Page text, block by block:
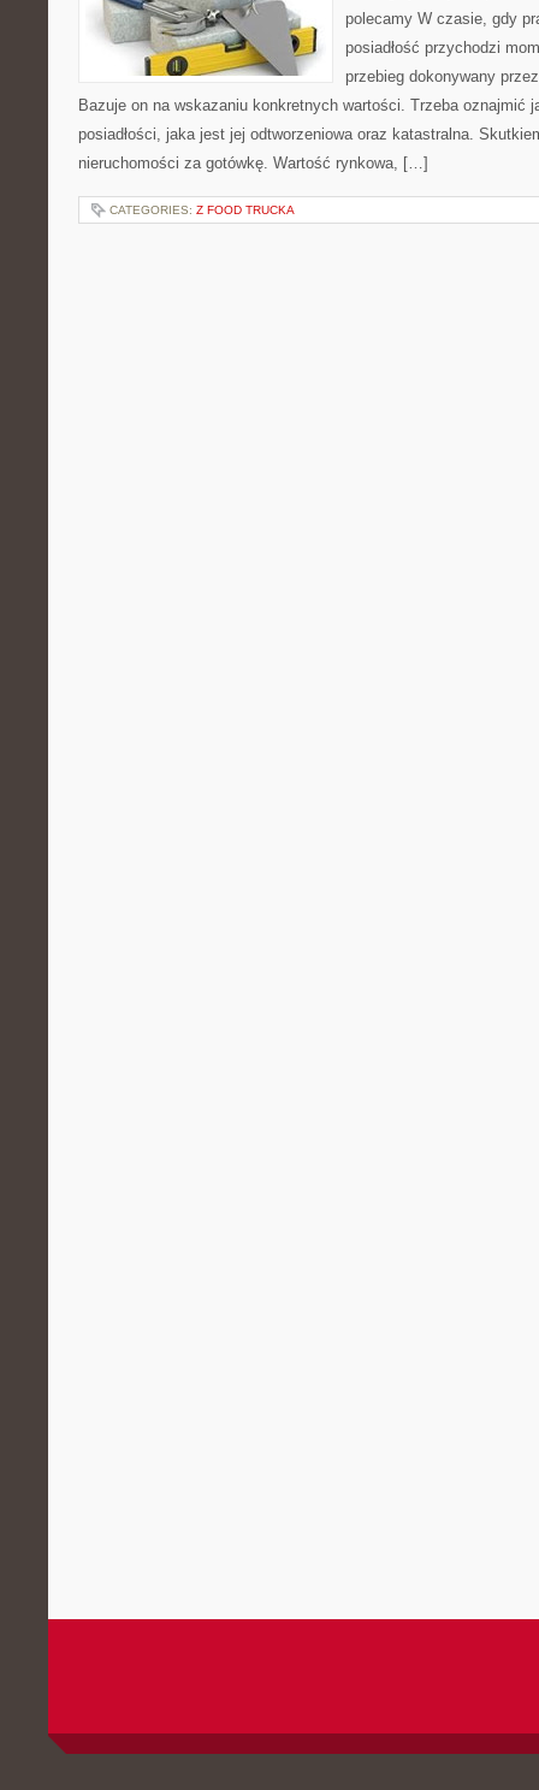
polecamy W czasie, gdy
posiadłość przychodzi
przebieg dokonywany
Bazuje on na wskazaniu konkretnych wartości. Trzeba oznajmić
posiadłości, jaka jest jej odtworzeniowa oraz katastralna.
nieruchomości za gotówkę. Wartość rynkowa, […]
CATEGORIES: Z FOOD TRUCKA